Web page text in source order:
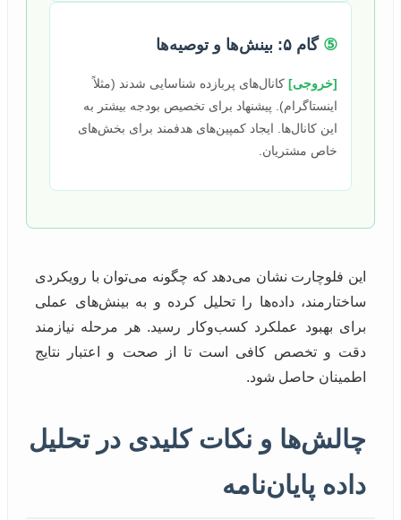
⑤ گام ۵: بینش‌ها و توصیه‌ها
[خروجی] کانال‌های پربازده شناسایی شدند (مثلاً
اینستاگرام). پیشنهاد برای تخصیص بودجه بیشتر به
این کانال‌ها. ایجاد کمپین‌های هدفمند برای بخش‌های
خاص مشتریان.
این فلوچارت نشان می‌دهد که چگونه می‌توان با رویکردی
ساختارمند، داده‌ها را تحلیل کرده و به بینش‌های عملی
برای بهبود عملکرد کسب‌وکار رسید. هر مرحله نیازمند
دقت و تخصص کافی است تا از صحت و اعتبار نتایج
اطمینان حاصل شود.
چالش‌ها و نکات کلیدی در تحلیل
داده پایان‌نامه